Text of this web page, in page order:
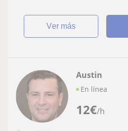
ver más
12€/h
Austin
En línea